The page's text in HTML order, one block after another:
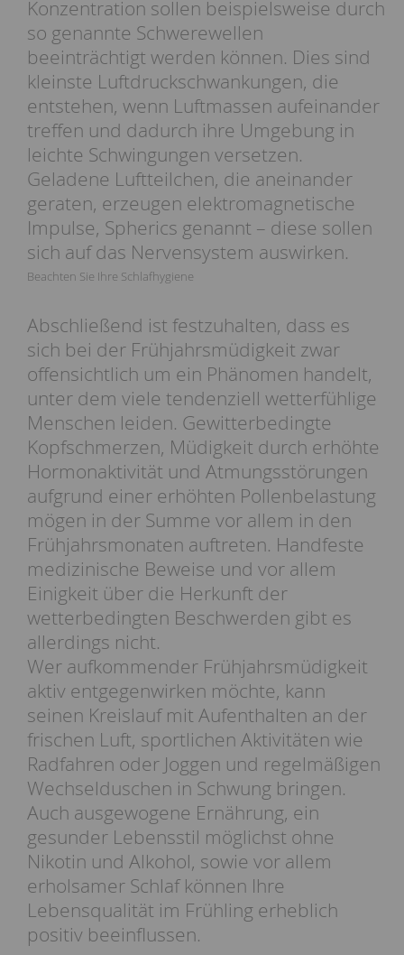
Konzentration sollen beispielsweise durch
so genannte Schwerewellen
beeinträchtigt werden können. Dies sind
kleinste Luftdruckschwankungen, die
entstehen, wenn Luftmassen aufeinander
treffen und dadurch ihre Umgebung in
leichte Schwingungen versetzen.
Geladene Luftteilchen, die aneinander
geraten, erzeugen elektromagnetische
Impulse, Spherics genannt – diese sollen
sich auf das Nervensystem auswirken.
Beachten Sie Ihre Schlafhygiene
Abschließend ist festzuhalten, dass es
sich bei der Frühjahrsmüdigkeit zwar
offensichtlich um ein Phänomen handelt,
unter dem viele tendenziell wetterfühlige
Menschen leiden. Gewitterbedingte
Kopfschmerzen, Müdigkeit durch erhöhte
Hormonaktivität und Atmungsstörungen
aufgrund einer erhöhten Pollenbelastung
mögen in der Summe vor allem in den
Frühjahrsmonaten auftreten. Handfeste
medizinische Beweise und vor allem
Einigkeit über die Herkunft der
wetterbedingten Beschwerden gibt es
allerdings nicht.
Wer aufkommender Frühjahrsmüdigkeit
aktiv entgegenwirken möchte, kann
seinen Kreislauf mit Aufenthalten an der
frischen Luft, sportlichen Aktivitäten wie
Radfahren oder Joggen und regelmäßigen
Wechselduschen in Schwung bringen.
Auch ausgewogene Ernährung, ein
gesunder Lebensstil möglichst ohne
Nikotin und Alkohol, sowie vor allem
erholsamer Schlaf können Ihre
Lebensqualität im Frühling erheblich
positiv beeinflussen.